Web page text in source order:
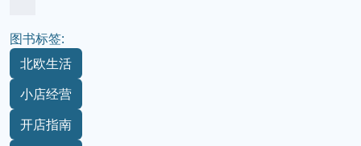
图书标签:
北欧生活
小店经营
开店指南